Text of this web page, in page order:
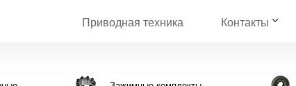
Приводная техника Контакты